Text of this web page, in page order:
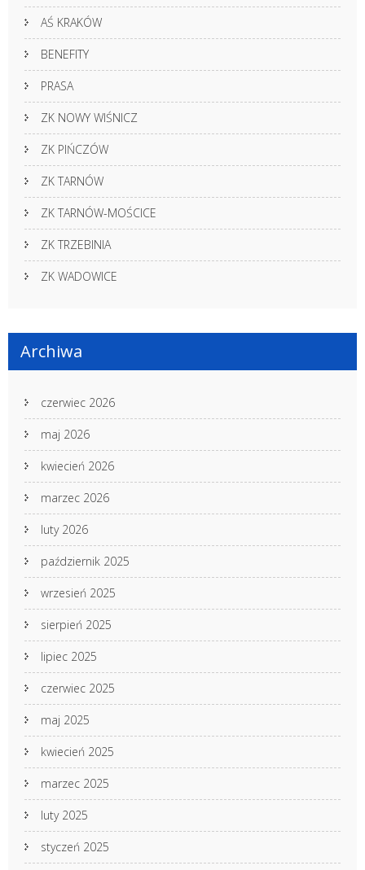
AŚ KRAKÓW
BENEFITY
PRASA
ZK NOWY WIŚNICZ
ZK PIŃCZÓW
ZK TARNÓW
ZK TARNÓW-MOŚCICE
ZK TRZEBINIA
ZK WADOWICE
Archiwa
czerwiec 2026
maj 2026
kwiecień 2026
marzec 2026
luty 2026
październik 2025
wrzesień 2025
sierpień 2025
lipiec 2025
czerwiec 2025
maj 2025
kwiecień 2025
marzec 2025
luty 2025
styczeń 2025